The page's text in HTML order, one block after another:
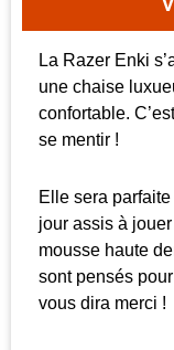
La Razer Enki
une chaise
confortable.
se mentir !
Elle sera
jour assis à
mousse haute
sont pensés
vous dira merci !